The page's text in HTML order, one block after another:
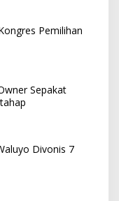
Pemilihan
Sepakat
Divonis 7